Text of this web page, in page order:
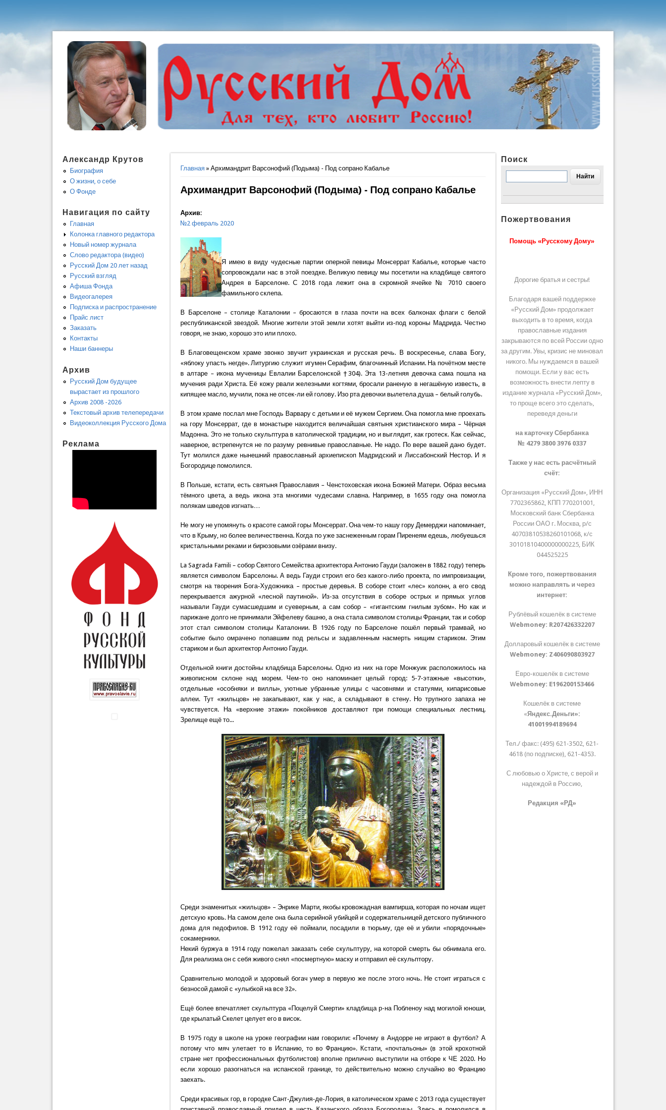
Вы здесь
Главная » Архимандрит Варсонофий (Подыма) - Под сопрано Кабалье
Архимандрит Варсонофий (Подыма) - Под сопрано Кабалье
Архив:
№2 февраль 2020
Я имею в виду чудесные партии оперной певицы Монсеррат Кабалье, которые часто
сопровождали нас в этой поездке. Великую певицу мы посетили на кладбище святого
Андрея в Барселоне. С 2018 года лежит она в скромной ячейке № 7010 своего
фамильного склепа.
В Барселоне – столице Каталонии – бросаются в глаза почти на всех балконах флаги с белой
республиканской звездой. Многие жители этой земли хотят выйти из-под короны Мадрида. Честно
говоря, не знаю, хорошо это или плохо.
В Благовещенском храме звонко звучит украинская и русская речь. В воскресенье, слава Богу,
«яблоку упасть негде». Литургию служит игумен Серафим, благочинный Испании. На почётном месте
в алтаре – икона мученицы Евлалии Барселонской †304). Эта 13-летняя девочка сама пошла на
мучения ради Христа. Её кожу рвали железными когтями, бросали раненую в негашёную известь, в
кипящее масло, мучили, пока не отсек-ли ей голову. Изо рта девочки вылетела душа – белый голубь.
В этом храме послал мне Господь Варвару с детьми и её мужем Сергием. Она помогла мне проехать
на гору Монсеррат, где в монастыре находится величайшая святыня христианского мира – Чёрная
Мадонна. Это не только скульптура в католической традиции, но и выглядит, как гротеск. Как сейчас,
наверное, встрепенутся не по разуму ревнивые православные. Не надо. По вере вашей дано будет.
Тут молился даже нынешний православный архиепископ Мадридский и Лиссабонский Нестор. И я
Богородице помолился.
В Польше, кстати, есть святыня Православия – Ченстоховская икона Божией Матери. Образ весьма
тёмного цвета, а ведь икона эта многими чудесами славна. Например, в 1655 году она помогла
полякам шведов изгнать…
Не могу не упомянуть о красоте самой горы Монсеррат. Она чем-то нашу гору Демерджи напоминает,
что в Крыму, но более величественна. Когда по уже заснеженным горам Пиренеям едешь, любуешься
кристальными реками и бирюзовыми озёрами внизу.
La Sagrada Famili – собор Святого Семейства архитектора Антонио Гауди (заложен в 1882 году) теперь
является символом Барселоны. А ведь Гауди строил его без какого-либо проекта, по импровизации,
смотря на творения Бога-Художника – простые деревья. В соборе стоит «лес» колонн, а его свод
перекрывается ажурной «лесной паутиной». Из-за отсутствия в соборе острых и прямых углов
называли Гауди сумасшедшим и суеверным, а сам собор – «гигантским гнилым зубом». Но как и
парижане долго не принимали Эйфелеву башню, а она стала символом столицы Франции, так и собор
этот стал символом столицы Каталонии. В 1926 году по Барселоне пошёл первый трамвай, но
событие было омрачено попавшим под рельсы и задавленным насмерть нищим стариком. Этим
стариком и был архитектор Антонио Гауди.
Отдельной книги достойны кладбища Барселоны. Одно из них на горе Монжуик расположилось на
живописном склоне над морем. Чем-то оно напоминает целый город: 5-7-этажные «высотки»,
отдельные «особняки и виллы», уютные убранные улицы с часовнями и статуями, кипарисовые
аллеи. Тут «жильцов» не закапывают, как у нас, а складывают в стену. Но трупного запаха не
чувствуется. На «верхние этажи» покойников доставляют при помощи специальных лестниц.
Зрелище ещё то...
Среди знаменитых «жильцов» – Энрике Марти, якобы кровожадная вампирша, которая по ночам ищет
детскую кровь. На самом деле она была серийной убийцей и содержательницей детского публичного
дома для педофилов. В 1912 году её поймали, посадили в тюрьму, где её и убили «порядочные»
сокамерники.
Некий буржуа в 1914 году пожелал заказать себе скульптуру, на которой смерть бы обнимала его.
Для реализма он с себя живого снял «посмертную» маску и отправил её скульптору.
Сравнительно молодой и здоровый богач умер в первую же после этого ночь. Не стоит играться с
безносой дамой с «улыбкой на все 32».
Ещё более впечатляет скульптура «Поцелуй Смерти» кладбища р-на Побленоу над могилой юноши,
где крылатый Скелет целует его в висок.
В 1975 году в школе на уроке географии нам говорили: «Почему в Андорре не играют в футбол? А
потому что мяч улетает то в Испанию, то во Францию». Кстати, «почтальоны» (в этой крохотной
стране нет профессиональных футболистов) вполне прилично выступили на отборе к ЧЕ 2020. Но
если хорошо разогнаться на испанской границе, то действительно можно случайно во Францию
заехать.
Среди красивых гор, в городке Сант-Джулия-де-Лория, в католическом храме с 2013 года существует
Александр Крутов
Биография
О жизни, о себе
О Фонде
Навигация по сайту
Главная
Колонка главного редактора
Новый номер журнала
Слово редактора (видео)
Русский Дом 20 лет назад
Русский взгляд
Афиша Фонда
Видеогалерея
Подписка и распространение
Прайс лист
Заказать
Контакты
Наши баннеры
Архив
Русский Дом будущее
вырастает из прошлого
Архив 2008 -2026
Текстовый архив телепередачи
Видеоколлекция Русского Дома
Реклама
Поиск
Пожертвования
Помощь «Русскому Дому»
Дорогие братья и сестры!
Благодаря вашей поддержке
«Русский Дом» продолжает
выходить в то время, когда
православные издания
закрываются по всей России одно
за другим. Увы, кризис не миновал
никого. Мы нуждаемся в вашей
помощи. Если у вас есть
возможность внести лепту в
издание журнала «Русский Дом»,
то проще всего это сделать,
переведя деньги
на карточку Сбербанка
№ 4279 3800 3976 0337
Также у нас есть расчётный
счёт:
Организация «Русский Дом», ИНН
7702365862, КПП 770201001,
Московский банк Сбербанка
России ОАО г. Москва, р/с
40703810538260101068, к/с
30101810400000000225, БИК
044525225
Кроме того, пожертвования
можно направлять и через
интернет:
Рублёвый кошелёк в системе
Webmoney: R207426332207
Долларовый кошелёк в системе
Webmoney: Z406090803927
Евро-кошелёк в системе
Webmoney: E196200153466
Кошелёк в системе
«Яндекс.Деньги»:
41001994189694
Тел./ факс: (495) 621-3502, 621-
4618 (по подписке), 621-4353.
С любовью о Христе, с верой и
надеждой в Россию,
Редакция «РД»